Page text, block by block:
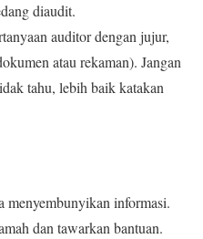
diaudit.
auditor dengan jujur,
atau rekaman). Jangan
tahu, lebih baik katakan
menyembunyikan informasi.
dan tawarkan bantuan.